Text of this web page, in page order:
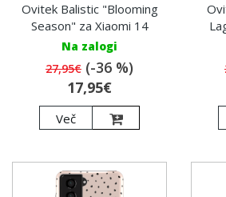
Ovitek Balistic "Blooming
Season" za Xiaomi 14
Na zalogi
27,95€ (-36 %)
17,95€
Več